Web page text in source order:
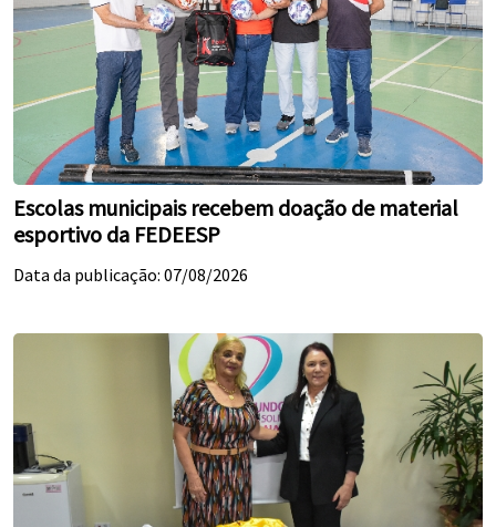
Escolas municipais recebem doação de material
esportivo da FEDEESP
Data da publicação: 07/08/2026